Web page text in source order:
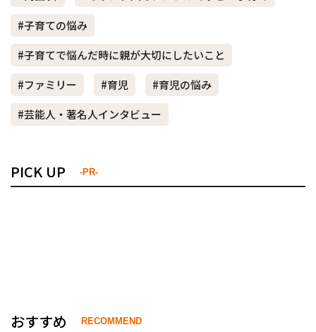
#子育ての悩み
#子育てで悩んだ時に親が大切にしたいこと
#ファミリー
#育児
#育児の悩み
#芸能人・著名人インタビュー
PICK UP -PR-
おすすめ RECOMMEND